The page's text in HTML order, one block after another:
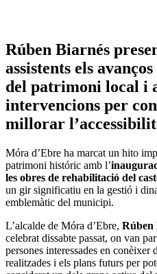
Rúben Biarnés
assistents els
del patrimoni local i
intervencions per
millorar
Móra d’Ebre ha marcat un hito
patrimoni históric amb l’
les obres de rehabilitació del
un gir significatiu en la gestió i
emblemàtic del municipi.
L’alcalde de Móra d’Ebre, Rúben
celebrat dissabte passat, on van
persones interessades en conèixer
realitzades i els plans futurs per